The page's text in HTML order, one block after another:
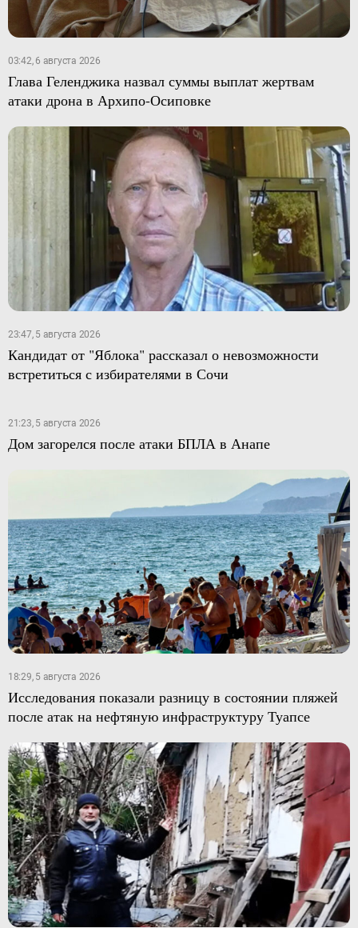
03:42, 6 августа 2026
Глава Геленджика назвал суммы выплат жертвам
атаки дрона в Архипо-Осиповке
23:47, 5 августа 2026
Кандидат от "Яблока" рассказал о невозможности
встретиться с избирателями в Сочи
21:23, 5 августа 2026
Дом загорелся после атаки БПЛА в Анапе
18:29, 5 августа 2026
Исследования показали разницу в состоянии пляжей
после атак на нефтяную инфраструктуру Туапсе